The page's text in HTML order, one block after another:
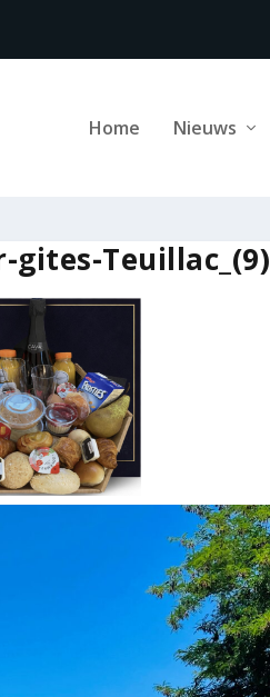
Home Nieuws
gites-Teuillac_(9)